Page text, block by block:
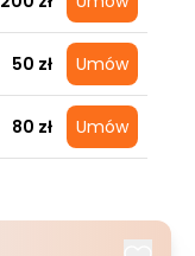
50 zł Umów
80 zł Umów